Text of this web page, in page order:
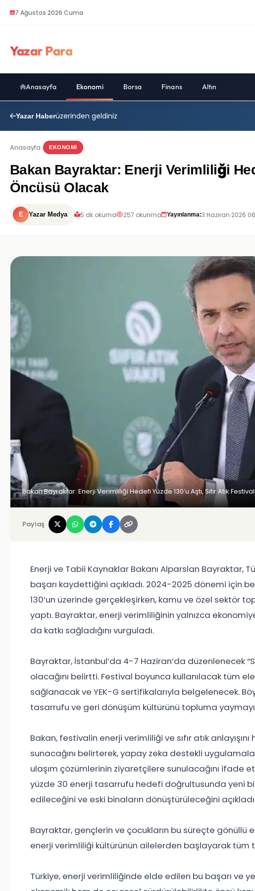
7 Ağustos 2026 Cuma
Yazar Para
Anasayfa Ekonomi Borsa Finans Altın
Yazar Haberüzerinden geldiniz
Anasayfa EKONOMI
Bakan Bayraktar: Enerji Verimliliği
Öncüsü Olacak
E Yazar Medya 5 dk okuma 257 okunma Yayınlanma:3 Haziran 2026
Bakan Bayraktar: Enerji Verimliliği Hedefi Yüzde 130’u Aştı, Sıfır Atık
Paylaş
Enerji ve Tabii Kaynaklar Bakanı Alparslan Bayraktar,
başarı kaydettiğini açıkladı. 2024-2025 dönemi için
130’un üzerinde gerçekleşirken, kamu ve özel sektör
yaptı. Bayraktar, enerji verimliliğinin yalnızca
da katkı sağladığını vurguladı.
Bayraktar, İstanbul’da 4-7 Haziran’da düzenlenecek
olacağını belirtti. Festival boyunca kullanılacak tüm
sağlanacak ve YEK-G sertifikalarıyla belgelenecek.
tasarrufu ve geri dönüşüm kültürünü topluma
Bakan, festivalin enerji verimliliği ve sıfır atık
sunacağını belirterek, yapay zeka destekli
ulaşım çözümlerinin ziyaretçilere sunulacağını ifade
yüzde 30 enerji tasarrufu hedefi doğrultusunda yeni
edileceğini ve eski binaların dönüştürüleceğini
Bayraktar, gençlerin ve çocukların bu süreçte gönüllü
enerji verimliliği kültürünün ailelerden başlayarak tüm
Türkiye, enerji verimliliğinde elde edilen bu başarı ve